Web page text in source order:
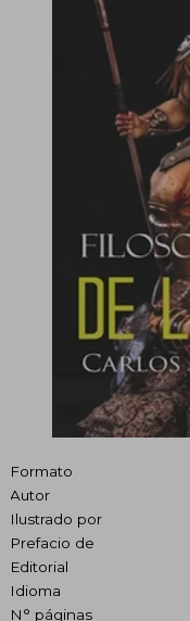
Formato
Autor
Ilustrado por
Prefacio de
Editorial
Idioma
N° páginas